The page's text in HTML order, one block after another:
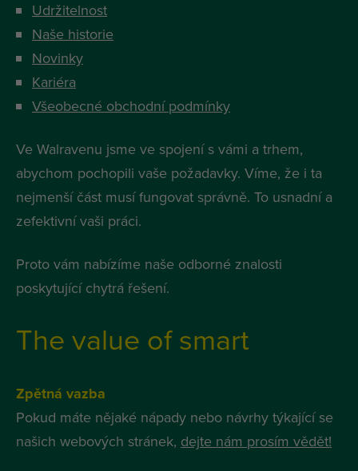
Udržitelnost
Naše historie
Novinky
Kariéra
Všeobecné obchodní podmínky
Ve Walravenu jsme ve spojení s vámi a trhem,
abychom pochopili vaše požadavky. Víme, že i ta
nejmenší část musí fungovat správně. To usnadní a
zefektivní vaši práci.
Proto vám nabízíme naše odborné znalosti
poskytující chytrá řešení.
The value of smart
Zpětná vazba
Pokud máte nějaké nápady nebo návrhy týkající se
našich webových stránek, dejte nám prosím vědět!